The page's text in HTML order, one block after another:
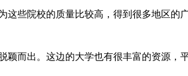
些院校的质量比较高，得到很多地区的
而出。这边的大学也有很丰富的资源